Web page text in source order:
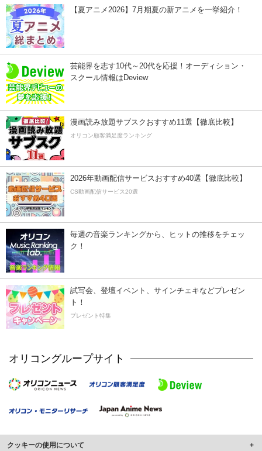
【夏アニメ2026】7月期夏の新アニメを一挙紹介！
芸能界を志す10代～20代を応援！オーディション・
スクール情報はDeview
漫画読み放題サブスクおすすめ11選【徹底比較】
オリコン顧客満足度ランキング
2026年動画配信サービスおすすめ40選【徹底比較】
CS動画配信サービス20選
毎週の音楽ランキングから、ヒットの推移をチェッ
ク！
試写会、登壇イベント、サインチェキなどプレゼン
ト！
プレゼント特集
オリコングループサイト
クッキーの使用について